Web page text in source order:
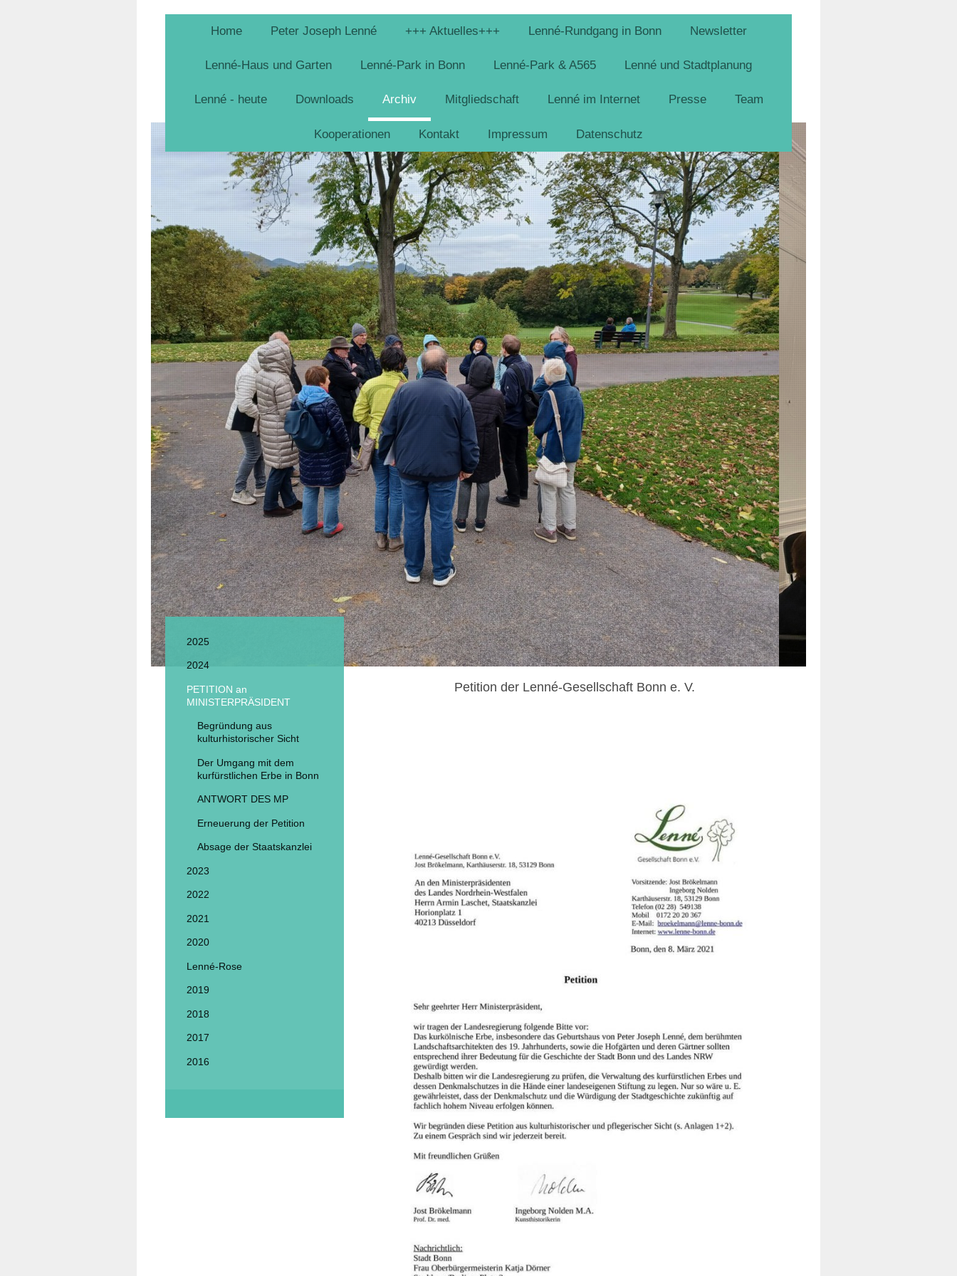
Home Peter Joseph Lenné +++ Aktuelles+++ Lenné-Rundgang in Bonn Newsletter
Lenné-Haus und Garten Lenné-Park in Bonn Lenné-Park & A565 Lenné und Stadtplanung
Lenné - heute Downloads Archiv Mitgliedschaft Lenné im Internet Presse Team
Kooperationen Kontakt Impressum Datenschutz
Petition der Lenné-Gesellschaft Bonn e. V.
2025
2024
PETITION an
MINISTERPRÄSIDENT
Begründung aus
kulturhistorischer Sicht
Der Umgang mit dem
kurfürstlichen Erbe in Bonn
ANTWORT DES MP
Erneuerung der Petition
Absage der Staatskanzlei
2023
2022
2021
2020
Lenné-Rose
2019
2018
2017
2016